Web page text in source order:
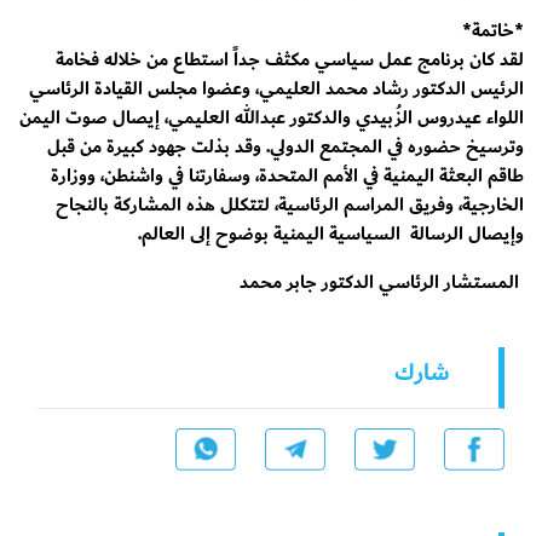
*خاتمة*
لقد كان برنامج عمل سياسي مكثف جداً استطاع من خلاله فخامة
الرئيس الدكتور رشاد محمد العليمي، وعضوا مجلس القيادة الرئاسي
اللواء عيدروس الزُبيدي والدكتور عبدالله العليمي، إيصال صوت اليمن
وترسيخ حضوره في المجتمع الدولي. وقد بذلت جهود كبيرة من قبل
طاقم البعثة اليمنية في الأمم المتحدة، وسفارتنا في واشنطن، ووزارة
الخارجية، وفريق المراسم الرئاسية، لتتكلل هذه المشاركة بالنجاح
وإيصال الرسالة السياسية اليمنية بوضوح إلى العالم.
المستشار الرئاسي الدكتور جابر محمد
شارك